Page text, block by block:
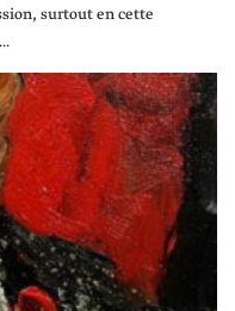
surtout en cette